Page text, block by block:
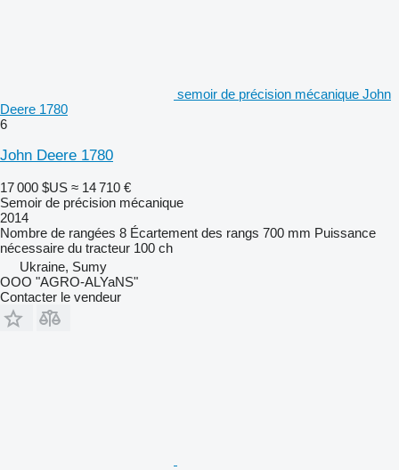
semoir de précision mécanique John
Deere 1780
6
John Deere 1780
17 000 $US ≈ 14 710 €
Semoir de précision mécanique
2014
Nombre de rangées 8 Écartement des rangs 700 mm Puissance
nécessaire du tracteur 100 ch
Ukraine, Sumy
OOO "AGRO-ALYaNS"
Contacter le vendeur